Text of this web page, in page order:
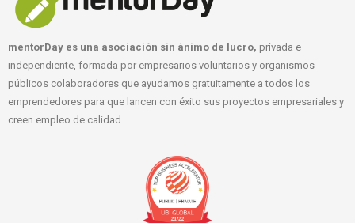
mentorDay es una asociación sin ánimo de lucro, privada e
independiente, formada por empresarios voluntarios y organismos
públicos colaboradores que ayudamos gratuitamente a todos los
emprendedores para que lancen con éxito sus proyectos empresariales y
creen empleo de calidad.